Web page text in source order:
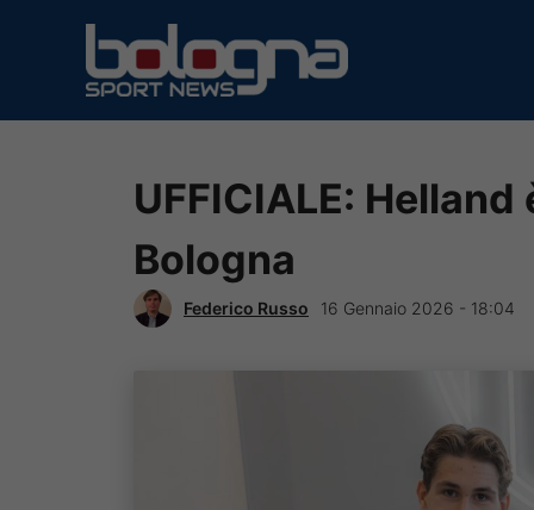
contenuto
UFFICIALE:
Bologna
Federico Russo 16 Gennaio 2026 - 18:04